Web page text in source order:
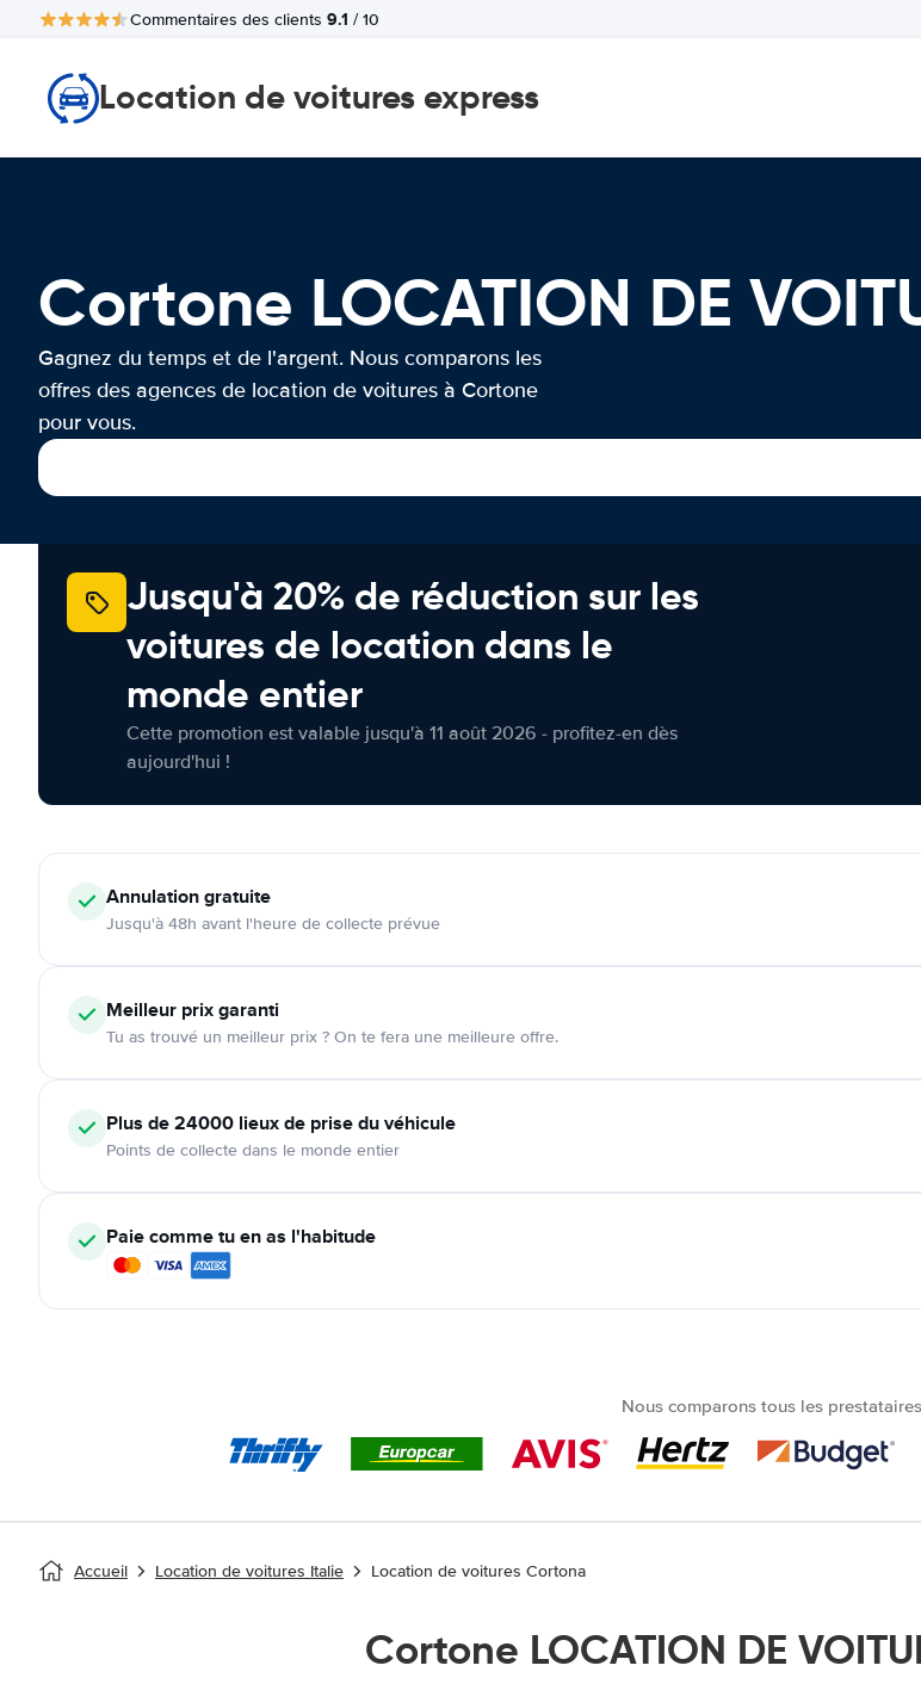
Commentaires des clients 9.1 / 10
Location de voitures express
Cortone LOCATION DE
Gagnez du temps et de l'argent. Nous comparons les
offres des agences de location de voitures à Cortone
pour vous.
Jusqu'à 20% de réduction sur les
voitures de location dans le
monde entier
Cette promotion est valable jusqu'à 11 août 2026 - profitez-en dès
aujourd'hui !
Annulationgratuite
Jusqu'à 48h avant l'heure de collecte prévue
Meilleur prix garanti
Tu as trouvé un meilleur prix ? On te fera une meilleure offre.
Plus de 24000 lieux de prise du véhicule
Points de collecte dans le monde entier
Paie comme tu en as l'habitude
Nous comparons tous les
Accueil Location de voitures Italie Location de voitures Cortona
Cortone LOCATION DE